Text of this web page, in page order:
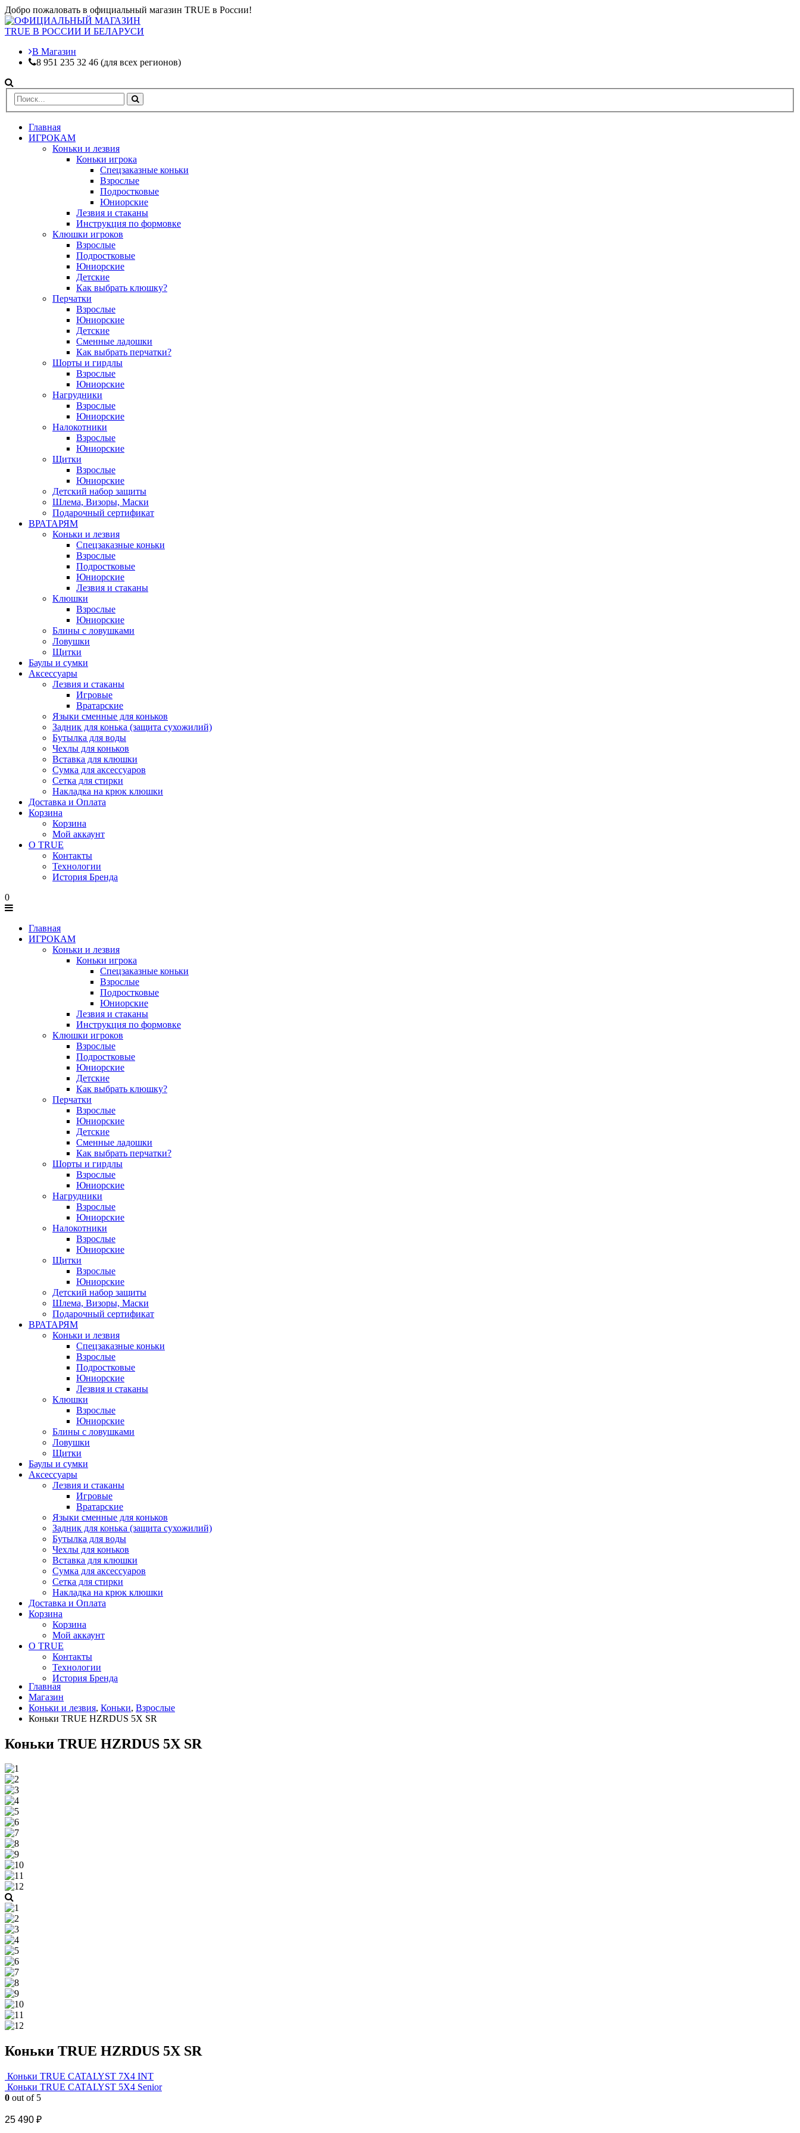
Добро пожаловать в официальный магазин TRUE в России!
В Магазин
8 951 235 32 46 (для всех регионов)
Главная
ИГРОКАМ
Коньки и лезвия
Коньки игрока
Спецзаказные коньки
Взрослые
Подростковые
Юниорские
Лезвия и стаканы
Инструкция по формовке
Клюшки игроков
Взрослые
Подростковые
Юниорские
Детские
Как выбрать клюшку?
Перчатки
Взрослые
Юниорские
Детские
Сменные ладошки
Как выбрать перчатки?
Шорты и гирдлы
Взрослые
Юниорские
Нагрудники
Взрослые
Юниорские
Налокотники
Взрослые
Юниорские
Щитки
Взрослые
Юниорские
Детский набор защиты
Шлема, Визоры, Маски
Подарочный сертификат
ВРАТАРЯМ
Коньки и лезвия
Спецзаказные коньки
Взрослые
Подростковые
Юниорские
Лезвия и стаканы
Клюшки
Взрослые
Юниорские
Блины с ловушками
Ловушки
Щитки
Баулы и сумки
Аксессуары
Лезвия и стаканы
Игровые
Вратарские
Языки сменные для коньков
Задник для конька (защита сухожилий)
Бутылка для воды
Чехлы для коньков
Вставка для клюшки
Сумка для аксессуаров
Сетка для стирки
Накладка на крюк клюшки
Доставка и Оплата
Корзина
Корзина
Мой аккаунт
О TRUE
Контакты
Технологии
История Бренда
0
Главная
ИГРОКАМ
Коньки и лезвия
Коньки игрока
Спецзаказные коньки
Взрослые
Подростковые
Юниорские
Лезвия и стаканы
Инструкция по формовке
Клюшки игроков
Взрослые
Подростковые
Юниорские
Детские
Как выбрать клюшку?
Перчатки
Взрослые
Юниорские
Детские
Сменные ладошки
Как выбрать перчатки?
Шорты и гирдлы
Взрослые
Юниорские
Нагрудники
Взрослые
Юниорские
Налокотники
Взрослые
Юниорские
Щитки
Взрослые
Юниорские
Детский набор защиты
Шлема, Визоры, Маски
Подарочный сертификат
ВРАТАРЯМ
Коньки и лезвия
Спецзаказные коньки
Взрослые
Подростковые
Юниорские
Лезвия и стаканы
Клюшки
Взрослые
Юниорские
Блины с ловушками
Ловушки
Щитки
Баулы и сумки
Аксессуары
Лезвия и стаканы
Игровые
Вратарские
Языки сменные для коньков
Задник для конька (защита сухожилий)
Бутылка для воды
Чехлы для коньков
Вставка для клюшки
Сумка для аксессуаров
Сетка для стирки
Накладка на крюк клюшки
Доставка и Оплата
Корзина
Корзина
Мой аккаунт
О TRUE
Контакты
Технологии
История Бренда
Главная
Магазин
Коньки и лезвия, Коньки, Взрослые
Коньки TRUE HZRDUS 5X SR
Коньки TRUE HZRDUS 5X SR
Коньки TRUE HZRDUS 5X SR
Коньки TRUE CATALYST 7X4 INT
Коньки TRUE CATALYST 5X4 Senior
0 out of 5
25 490 ₽